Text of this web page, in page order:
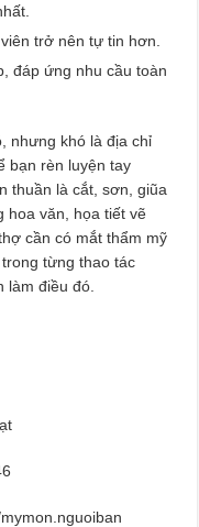
trở nên tự tin hơn.
đáp ứng nhu cầu toàn
nhưng khó là địa chỉ
bạn rèn luyện tay
thuần là cắt, sơn, giũa
hoa văn, họa tiết vẽ
cần có mắt thẩm mỹ
từng thao tác
làm điều đó.